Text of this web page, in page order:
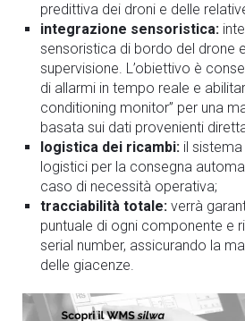
predittiva dei droni e delle
integrazione sensoristica:
sensoristica di bordo del drone
supervisione. L’obiettivo è
di allarmi in tempo reale e
conditioning monitor” per una
basata sui dati provenienti
logistica dei ricambi: il
logistici per la consegna
caso di necessità operativa;
tracciabilità totale: verrà
puntuale di ogni componente e
serial number, assicurando la
delle giacenze.